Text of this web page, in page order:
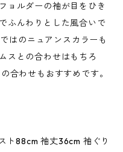
ョルダーの袖が目をひき
ふんわりとした風合いで
はのニュアンスカラーも
スとの合わせはもちろ
合わせもおすすめです。
ト88cm 袖丈36cm 袖ぐり